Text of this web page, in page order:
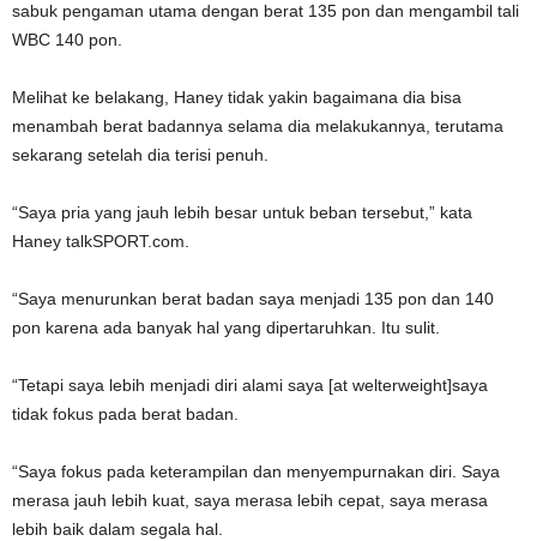
sabuk pengaman utama dengan berat 135 pon dan mengambil tali
WBC 140 pon.
Melihat ke belakang, Haney tidak yakin bagaimana dia bisa
menambah berat badannya selama dia melakukannya, terutama
sekarang setelah dia terisi penuh.
“Saya pria yang jauh lebih besar untuk beban tersebut,” kata
Haney talkSPORT.com.
“Saya menurunkan berat badan saya menjadi 135 pon dan 140
pon karena ada banyak hal yang dipertaruhkan. Itu sulit.
“Tetapi saya lebih menjadi diri alami saya [at welterweight]saya
tidak fokus pada berat badan.
“Saya fokus pada keterampilan dan menyempurnakan diri. Saya
merasa jauh lebih kuat, saya merasa lebih cepat, saya merasa
lebih baik dalam segala hal.